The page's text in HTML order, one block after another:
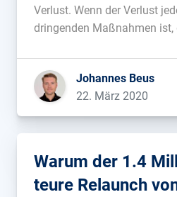
Verlust. Wenn der Verlust
dringenden Maßnahmen ist,
relativieren....
Johannes Beus
22. März 2020
Warum der 1.4
teure Relaunch